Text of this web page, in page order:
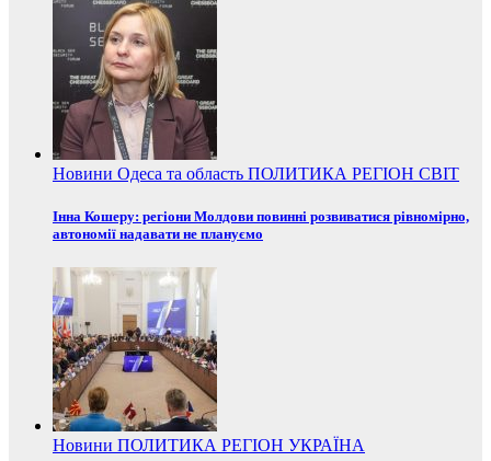
Новини Одеса та область ПОЛИТИКА РЕГІОН СВІТ
Інна Кошеру: регіони Молдови повинні розвиватися рівномірно,
автономії надавати не плануємо
Новини ПОЛИТИКА РЕГІОН УКРАЇНА